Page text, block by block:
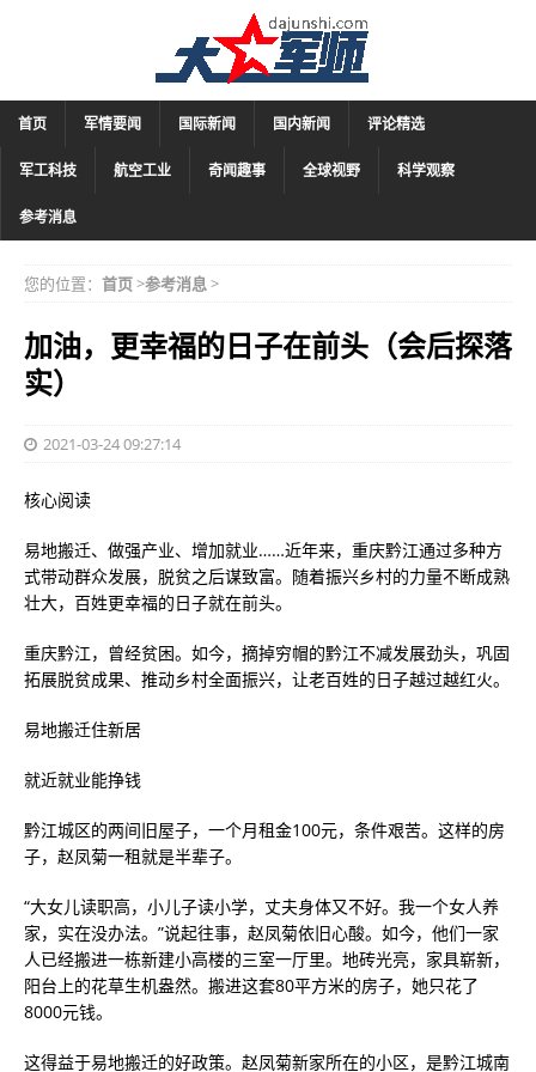
首页 军情要闻 国际新闻 国内新闻 评论精选
军工科技 航空工业 奇闻趣事 全球视野 科学观察
参考消息
您的位置： 首页>参考消息>
加油，更幸福的日子在前头（会后探落
实）
2021-03-24 09:27:14
核心阅读
易地搬迁、做强产业、增加就业……近年来，重庆黔江通过多种方
式带动群众发展，脱贫之后谋致富。随着振兴乡村的力量不断成熟
壮大，百姓更幸福的日子就在前头。
重庆黔江，曾经贫困。如今，摘掉穷帽的黔江不减发展劲头，巩固
拓展脱贫成果、推动乡村全面振兴，让老百姓的日子越过越红火。
易地搬迁住新居
就近就业能挣钱
黔江城区的两间旧屋子，一个月租金100元，条件艰苦。这样的房
子，赵凤菊一租就是半辈子。
“大女儿读职高，小儿子读小学，丈夫身体又不好。我一个女人养
家，实在没办法。”说起往事，赵凤菊依旧心酸。如今，他们一家
人已经搬进一栋新建小高楼的三室一厅里。地砖光亮，家具崭新，
阳台上的花草生机盎然。搬进这套80平方米的房子，她只花了
8000元钱。
这得益于易地搬迁的好政策。赵凤菊新家所在的小区，是黔江城南